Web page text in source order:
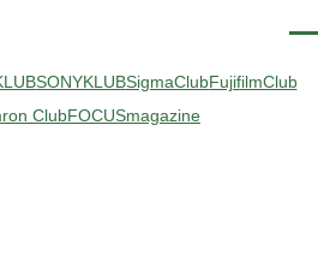
SONYKLUBSigmaClubFujifilmClub
ClubFOCUSmagazine